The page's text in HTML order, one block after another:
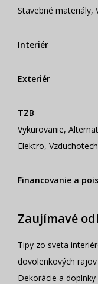
Stavebné materiály,
Interiér
Exteriér
TZB
Vykurovanie,
Elektro,
Financovanie a
Zaujímavé
Tipy zo sveta
dovolenkových rajov
Dekorácie a